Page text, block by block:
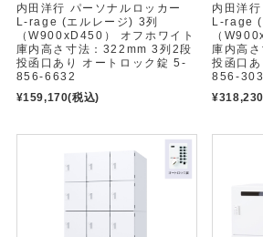
内田洋行 パーソナルロッカー
L-rage (エルレージ) 3列
（W900xD450） オフホワイト
庫内高さ寸法：322mm 3列2段
投函口あり オートロック錠 5-
856-6632
¥159,170(税込)
内田洋
L-rage (
（
庫内高
投函口
856-